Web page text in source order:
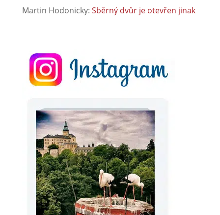
Martin Hodonicky: Sběrný dvůr je otevřen jinak